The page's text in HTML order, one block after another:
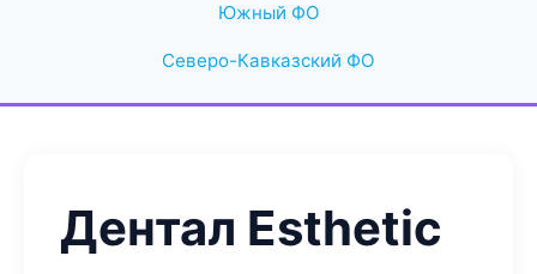
Южный ФО
Северо-Кавказский ФО
Дентал Esthetic